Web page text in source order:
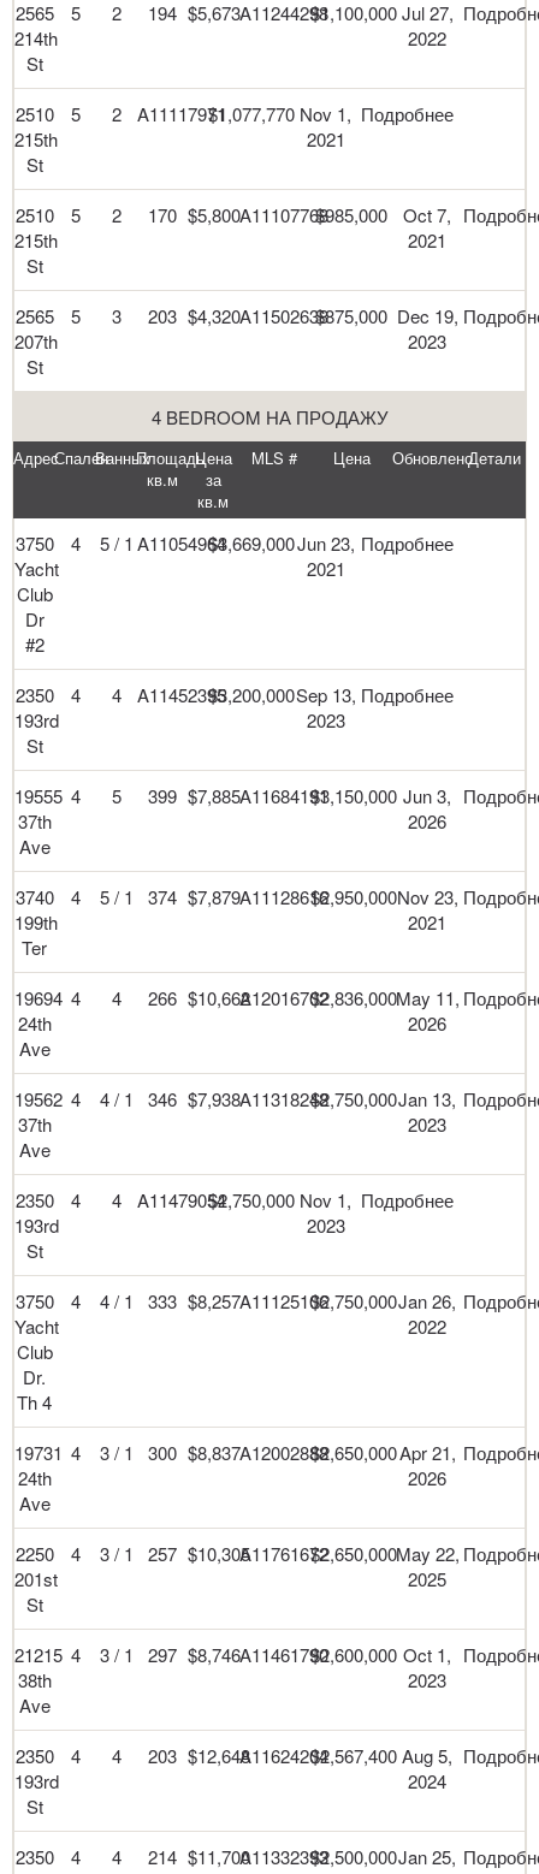
2565
214th
St
5 2 194 $5,673A11244298$1,100,000Jul 27,
2022
2510
215th
St
5 2 A11117971$1,077,770 Nov 1,
2021
Подробнее
2510
215th
St
5 2 170 $5,800A11107768$985,000
Oct 7,
2021
2565
207th
St
5 3 203 $4,320A11502638$875,000 Dec 19,
2023
4 BEDROOM НА ПРОДАЖУ
АдресСпаленВанныхПлощадь
кв.м
Цена
за
кв.м
MLS # Цена ОбновленоДетали
3750
Yacht
Club
Dr
#2
4 5 / 1 A11054964$3,669,000Jun 23,
2021
Подробнее
2350
193rd
St
4 4 A11452395$3,200,000Sep 13,
2023
Подробнее
19555
37th
Ave
4 5 399 $7,885A11684191$3,150,000 Jun 3,
2026
3740
199th
Ter
4 5 / 1 374 $7,879A11128616$2,950,000Nov 23,
2021
19694
24th
Ave
4 4 266 $10,662A12016702$2,836,000May 11,
2026
19562
37th
Ave
4 4 / 1 346 $7,938A11318248$2,750,000Jan 13,
2023
2350
193rd
St
4 4 A11479054$2,750,000 Nov 1,
2023
Подробнее
3750
Yacht
Club
Dr.
Th 4
4 4 / 1 333 $8,257A11125106$2,750,000Jan 26,
2022
19731
24th
Ave
4 3 / 1 300 $8,837A12002888$2,650,000Apr 21,
2026
2250
201st
St
4 3 / 1 257 $10,305A11761672$2,650,000May 22,
2025
21215
38th
Ave
4 3 / 1 297 $8,746A11461790$2,600,000 Oct 1,
2023
2350
193rd
St
4 4 203 $12,648A11624204$2,567,400 Aug 5,
2024
2350
4 4 214 $11,700A11332393$2,500,000Jan 25,